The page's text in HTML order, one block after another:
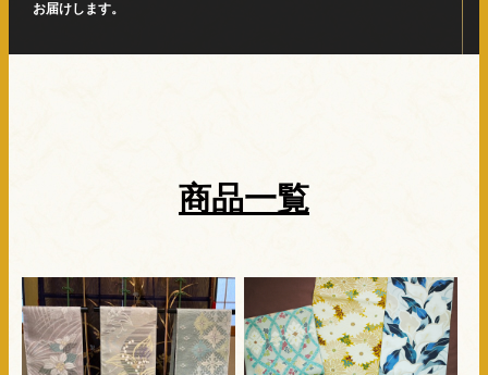
お届けします。
商品一覧